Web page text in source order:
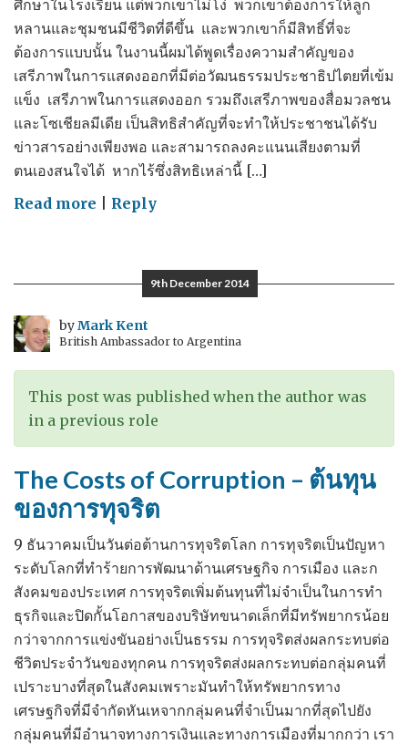
ศึกษาในโรงเรียน แต่พวกเขาไม่โง่ พวกเขาต้องการให้ลูก
หลานและชุมชนมีชีวิตที่ดีขึ้น และพวกเขาก็มีสิทธิ์ที่จะ
ต้องการแบบนั้น ในงานนี้ผมได้พูดเรื่องความสำคัญของ
เสรีภาพในการแสดงออกที่มีต่อวัฒนธรรมประชาธิปไตยที่เข้ม
แข็ง เสรีภาพในการแสดงออก รวมถึงเสรีภาพของสื่อมวลชน
และโซเชียลมีเดีย เป็นสิทธิสำคัญที่จะทำให้ประชาชนได้รับ
ข่าวสารอย่างเพียงพอ และสามารถลงคะแนนเสียงตามที่
ตนเองสนใจได้ หากไร้ซึ่งสิทธิเหล่านี้ […]
Read more on
people
สิทธิ
ที่แท้
จริง
สำหรับ
จริง
Reply
9th December 2014
byMark Kent
British Ambassador to Argentina
This post was published when the author was
in a previous role
The Costs of Corruption – ต้นทุน
ของการทุจริต
9 ธันวาคมเป็นวันต่อต้านการทุจริตโลก การทุจริตเป็นปัญหา
ระดับโลกที่ทำร้ายการพัฒนาด้านเศรษฐกิจ การเมือง และก
สังคมของประเทศ การทุจริตเพิ่มต้นทุนที่ไม่จำเป็นในการทำ
ธุรกิจและปิดกั้นโอกาสของบริษัทขนาดเล็กที่มีทรัพยากรน้อย
กว่าจากการแข่งขันอย่างเป็นธรรม การทุจริตส่งผลกระทบต่อ
ชีวิตประจำวันของทุกคน การทุจริตส่งผลกระทบต่อกลุ่มคนที่
เปราะบางที่สุดในสังคมเพราะมันทำให้ทรัพยากรทาง
เศรษฐกิจที่มีจำกัดหันเหจากกลุ่มคนที่จำเป็นมากที่สุดไปยัง
กลุ่มคนที่มีอำนาจทางการเงินและทางการเมืองที่มากกว่า เรา